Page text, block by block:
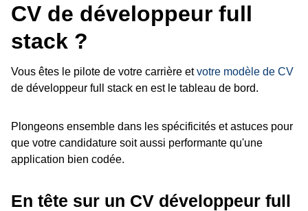
CV de développeur full
stack ?
Vous êtes le pilote de votre carrière etvotre modèle de CV
de développeur full stack en est le tableau de bord.
Plongeons ensemble dans les spécificités et astuces pour
que votre candidature soit aussi performante qu'une
application bien codée.
En tête sur un CV développeur full